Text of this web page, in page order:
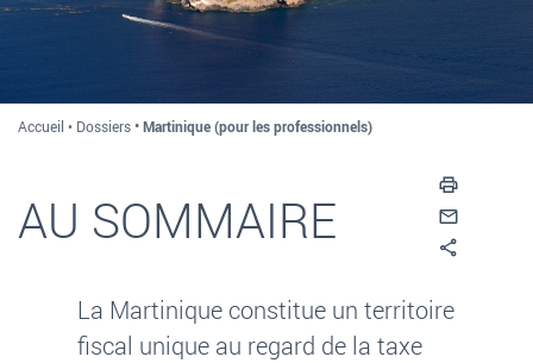
Accueil Dossiers Martinique (pour les professionnels)
AU SOMMAIRE
La Martinique constitue un territoire
fiscal unique au regard de la taxe